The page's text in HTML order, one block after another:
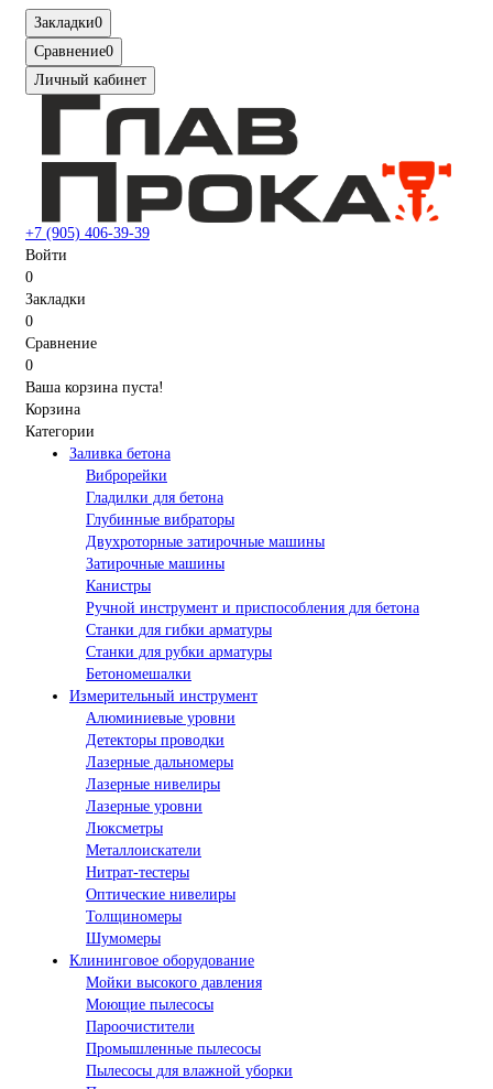
Закладки0
Сравнение0
Личный кабинет
+7 (905) 406-39-39
Войти
0
Закладки
0
Сравнение
0
Ваша корзина пуста!
Корзина
Категории
Заливка бетона
Виброрейки
Гладилки для бетона
Глубинные вибраторы
Двухроторные затирочные машины
Затирочные машины
Канистры
Ручной инструмент и приспособления для бетона
Станки для гибки арматуры
Станки для рубки арматуры
Бетономешалки
Измерительный инструмент
Алюминиевые уровни
Детекторы проводки
Лазерные дальномеры
Лазерные нивелиры
Лазерные уровни
Люксметры
Металлоискатели
Нитрат-тестеры
Оптические нивелиры
Толщиномеры
Шумомеры
Клининговое оборудование
Мойки высокого давления
Моющие пылесосы
Пароочистители
Промышленные пылесосы
Пылесосы для влажной уборки